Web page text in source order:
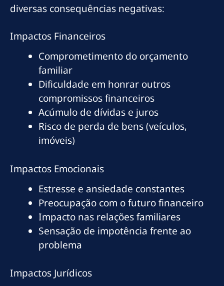
diversas consequências negativas:
Impactos Financeiros
Comprometimento do orçamento
familiar
Dificuldade em honrar outros
compromissos financeiros
Acúmulo de dívidas e juros
Risco de perda de bens (veículos,
imóveis)
Impactos Emocionais
Estresse e ansiedade constantes
Preocupação com o futuro financeiro
Impacto nas relações familiares
Sensação de impotência frente ao
problema
Impactos Jurídicos